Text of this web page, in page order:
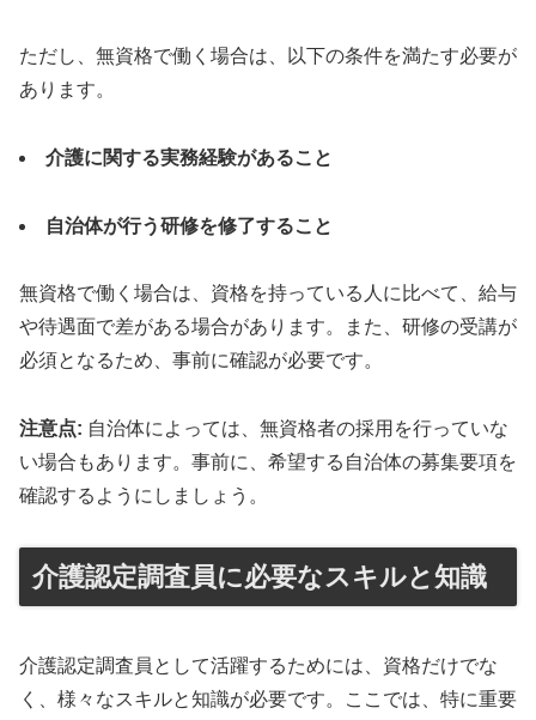
ただし、無資格で働く場合は、以下の条件を満たす必要が
あります。
介護に関する実務経験があること
自治体が行う研修を修了すること
無資格で働く場合は、資格を持っている人に比べて、給与
や待遇面で差がある場合があります。また、研修の受講が
必須となるため、事前に確認が必要です。
注意点: 自治体によっては、無資格者の採用を行っていな
い場合もあります。事前に、希望する自治体の募集要項を
確認するようにしましょう。
介護認定調査員に必要なスキルと知識
介護認定調査員として活躍するためには、資格だけでな
く、様々なスキルと知識が必要です。ここでは、特に重要